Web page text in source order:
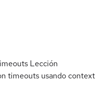
Lección
timeouts usando context